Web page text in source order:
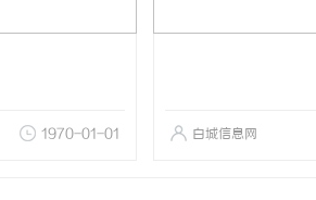
1970-01-01 白城信息网